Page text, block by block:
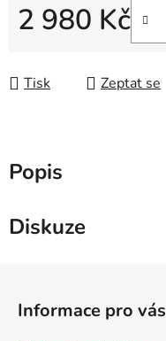
2 980 Kč
Tisk Zeptat se
Popis
Diskuze
Informace pro vás